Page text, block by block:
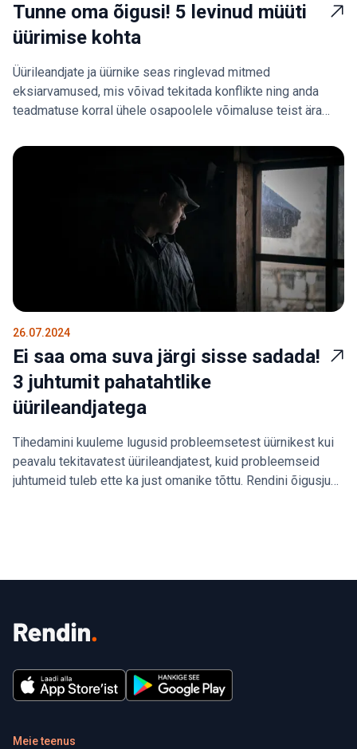
Tunne oma õigusi! 5 levinud müüti
üürimise kohta
Üürileandjate ja üürnike seas ringlevad mitmed
eksiarvamused, mis võivad tekitada konflikte ning anda
teadmatuse korral ühele osapoolele võimaluse teist ära
kohustusi.
26.07.2024
Ei saa oma suva järgi sisse sadada!
3 juhtumit pahatahtlike
üürileandjatega
Tihedamini kuuleme lugusid probleemsetest üürnikest kui
peavalu tekitavatest üürileandjatest, kuid probleemseid
juhtumeid tuleb ette ka just omanike tõttu. Rendini õigusjuht
Meie teenus